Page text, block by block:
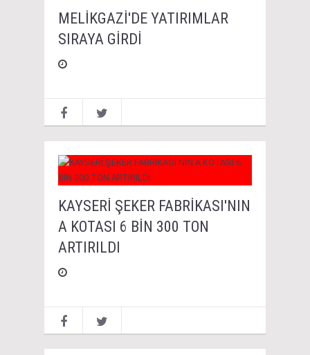
MELİKGAZİ'DE YATIRIMLAR
SIRAYA GİRDİ
KAYSERİ ŞEKER FABRİKASI'NIN
A KOTASI 6 BİN 300 TON
ARTIRILDI